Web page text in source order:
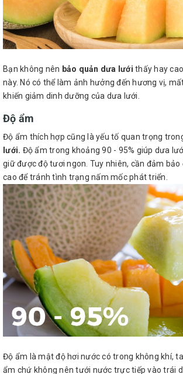
Bạn không nên bảo quản dưa lưới thấy hay
này. Nó có thể làm ảnh hưởng đến hương vị,
khiến giảm dinh dưỡng của dưa lưới.
Độ ẩm
Độ ẩm thích hợp cũng là yếu tố quan trọng
lưới. Độ ẩm trong khoảng 90 - 95% giúp dưa
giữ được độ tươi ngon. Tuy nhiên, cần đảm bảo
cao để tránh tình trạng nấm mốc phát triển.
Độ ẩm là mật độ hơi nước có trong không khí,
ẩm chứ không nên tưới nước trực tiếp vào trái